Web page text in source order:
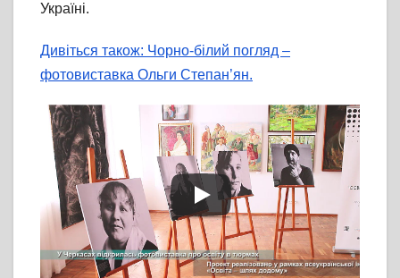
Україні.
Дивіться також: Чорно-білий погляд –
фотовиставка Ольги Степан’ян.